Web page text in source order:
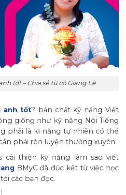
tốt – Chia sẻ từ cô Giang Lê
anh tốt? bản chất kỹ năng Viết
giống như kỹ năng Nói Tiếng
phải là kĩ năng tự nhiên có thể
phải rèn luyện thường xuyên.
cải thiện kỹ năng làm sao viết
BMyC đã đúc kết từ việc học
các bạn đọc.